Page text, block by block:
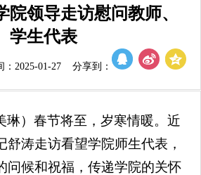
院领导走访慰问教师、
学生代表
：2025-01-27 分享到：
琳）春节将至，岁寒情暖。近
舒涛走访看望学院师生代表，
问候和祝福，传递学院的关怀